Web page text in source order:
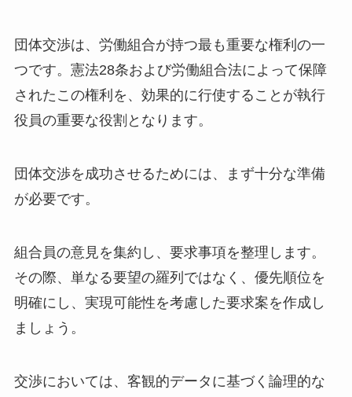
団体交渉は、労働組合が持つ最も重要な権利の一
つです。憲法28条および労働組合法によって保障
されたこの権利を、効果的に行使することが執行
役員の重要な役割となります。
団体交渉を成功させるためには、まず十分な準備
が必要です。
組合員の意見を集約し、要求事項を整理します。
その際、単なる要望の羅列ではなく、優先順位を
明確にし、実現可能性を考慮した要求案を作成し
ましょう。
交渉においては、客観的データに基づく論理的な